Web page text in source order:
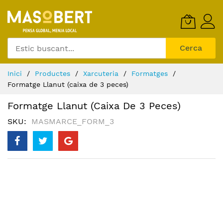
Content
Cerca
Inici Productes Xarcuteria
Formatges
Formatge Llanut (caixa de 3 peces)
Formatge Llanut (caixa De 3 Peces)
SKU MASMARCE_FORM_3